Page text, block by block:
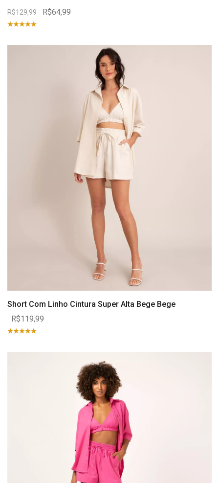
R$129,99 R$64,99
Short Com Linho Cintura Super Alta Bege Bege
R$119,99